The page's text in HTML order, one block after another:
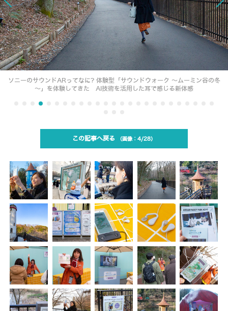
ソニーのサウンドARってなに? 体験型「サウンドウォーク ～ムーミン谷の冬
～」を体験してきた AI技術を活用した耳で感じる新体感
この記事へ戻る 4/28